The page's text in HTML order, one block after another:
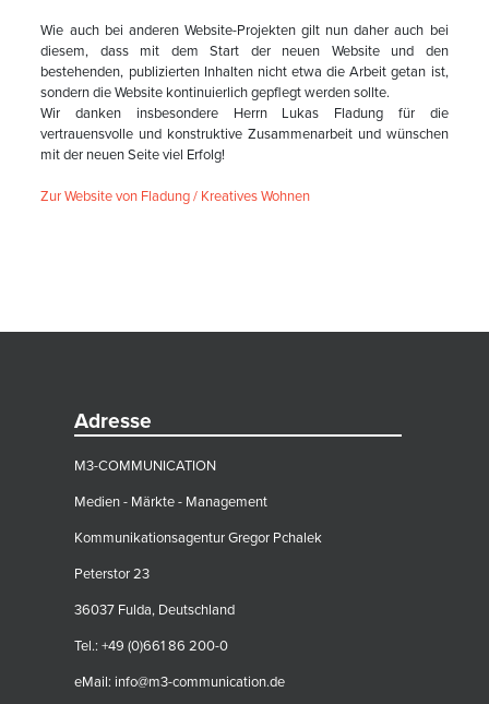
Wie auch bei anderen Website-Projekten gilt nun daher auch bei
diesem, dass mit dem Start der neuen Website und den
bestehenden, publizierten Inhalten nicht etwa die Arbeit getan ist,
sondern die Website kontinuierlich gepflegt werden sollte.
Wir danken insbesondere Herrn Lukas Fladung für die
vertrauensvolle und konstruktive Zusammenarbeit und wünschen
mit der neuen Seite viel Erfolg!
Zur Website von Fladung / Kreatives Wohnen
Adresse
M3-COMMUNICATION
Medien - Märkte - Management
Kommunikationsagentur Gregor Pchalek
Peterstor 23
36037 Fulda, Deutschland
Tel.: +49 (0)661 86 200-0
eMail: info@m3-communication.de